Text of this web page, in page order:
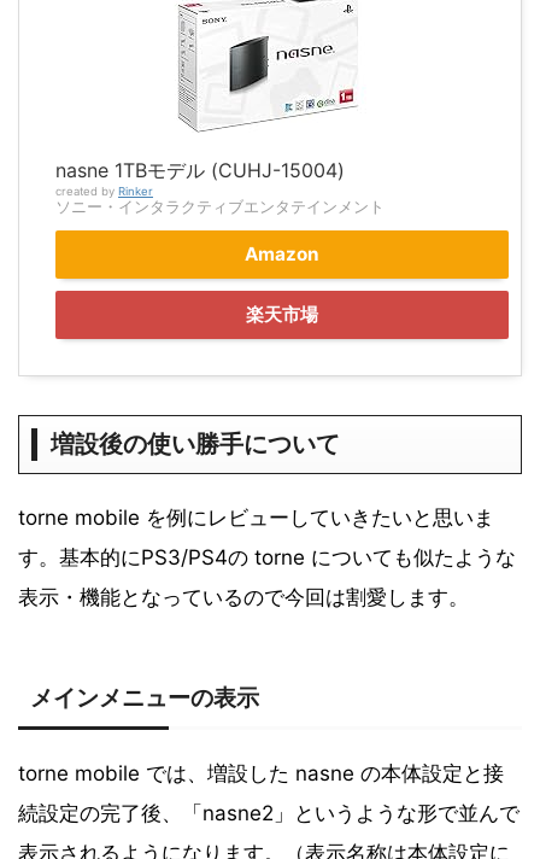
nasne 1TBモデル (CUHJ-15004)
created by Rinker
ソニー・インタラクティブエンタテインメント
Amazon
楽天市場
増設後の使い勝手について
torne mobile を例にレビューしていきたいと思いま
す。基本的にPS3/PS4の torne についても似たような
表示・機能となっているので今回は割愛します。
メインメニューの表示
torne mobile では、増設した nasne の本体設定と接
続設定の完了後、「nasne2」というような形で並んで
表示されるようになります。（表示名称は本体設定に